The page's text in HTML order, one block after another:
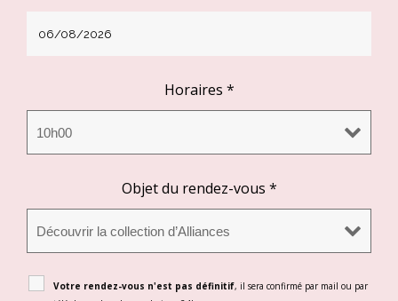
Horaires *
Objet du rendez-vous *
Votre rendez-vous n'est pas définitif, il sera confirmé par mail ou par